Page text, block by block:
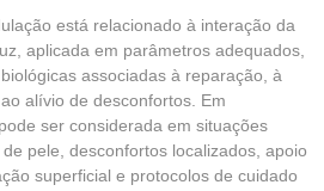
está relacionado à interação da
aplicada em parâmetros adequados,
associadas à reparação, à
alívio de desconfortos. Em
ser considerada em situações
pele, desconfortos localizados, apoio
superficial e protocolos de cuidado